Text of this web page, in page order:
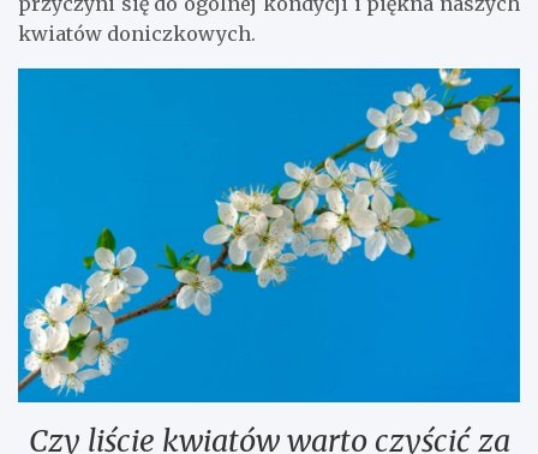
kwiatów doniczkowych.
Czy liście kwiatów warto czyścić za